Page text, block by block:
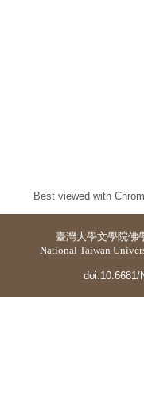
Best viewed with
臺灣大學文學院佛
National Taiwan
doi:10.6681/